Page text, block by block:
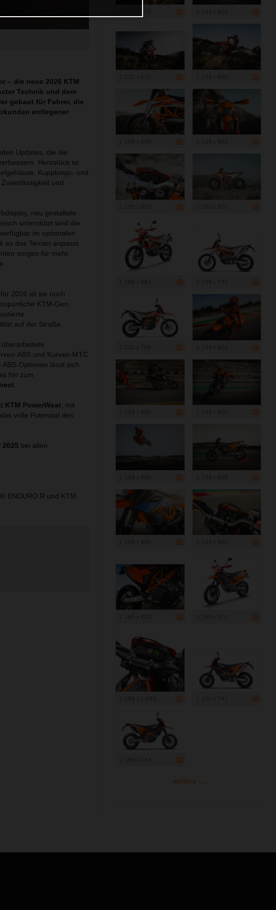
– die neue 2026 KTM
Technik und dem
gebaut für Fahrer, die
entlegener
Updates, die die
Herzstück ist
Kupplungs- und
und
neu gestaltete
unterstützt wird die
im optionalen
an das Terrain anpasst.
sorgen für mehr
2026 ist sie noch
KTM-Gen,
auf der Straße.
ABS und Kurven-MTC
Optionen lässt sich
hin zum
.
KTM PowerWear, mit
volle Potenzial des
2025 bei allen
ENDURO R und KTM
weitere ...